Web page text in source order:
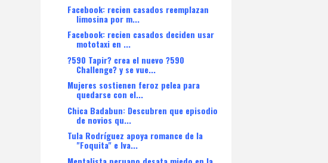
Facebook: recien casados reemplazan
limosina por m...
Facebook: recien casados deciden usar
mototaxi en ...
?590 Tapir? crea el nuevo ?590
Challenge? y se vue...
Mujeres sostienen feroz pelea para
quedarse con el...
Chica Badabun: Descubren que episodio
de novios qu...
Tula Rodríguez apoya romance de la
"Foquita" e Iva...